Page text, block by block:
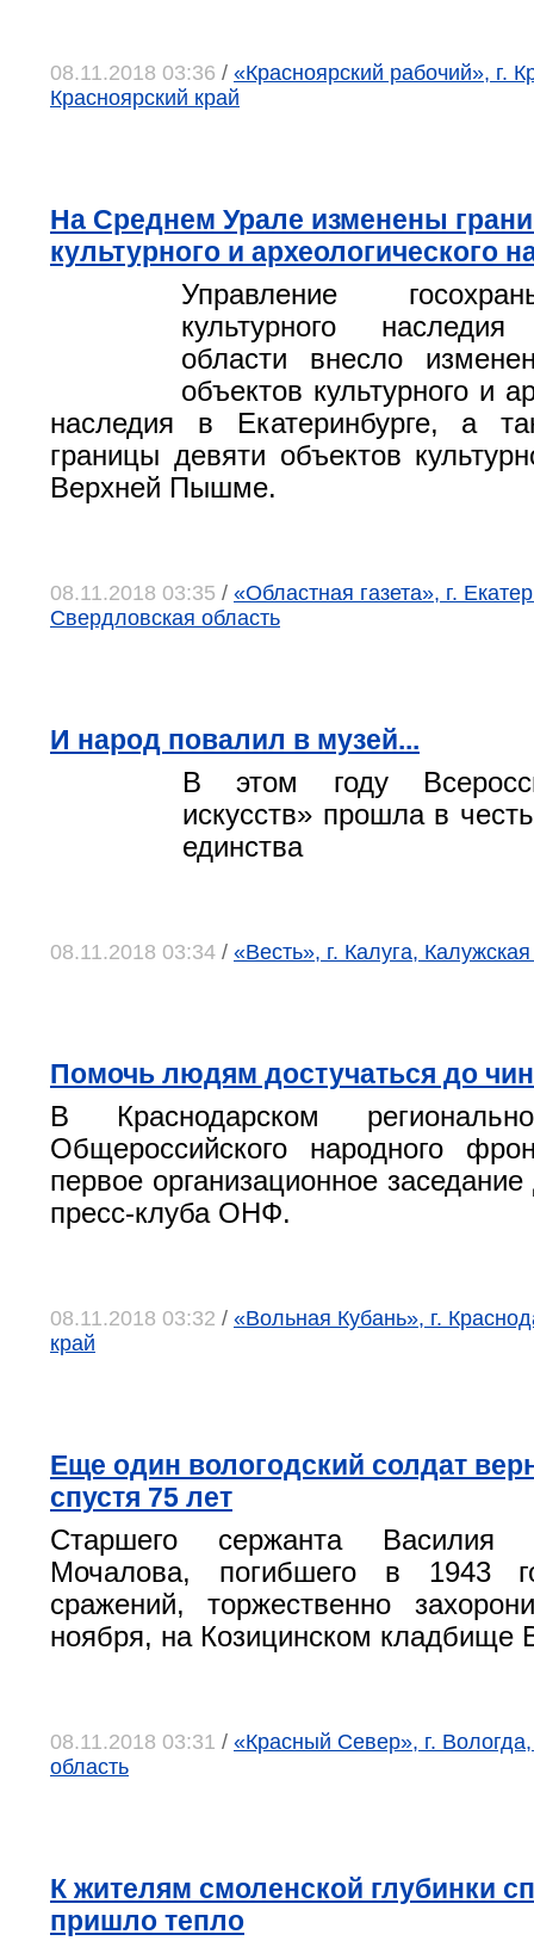
08.11.2018 03:36 / «Красноярский рабочий», г.
Красноярский край
На Среднем Урале изменены
культурного и археологического
Управление
культурного наследия
области внесло
объектов культурного и
наследия в Екатеринбурге, а
границы девяти объектов
Верхней Пышме.
08.11.2018 03:35 / «Областная газета», г.
Свердловская область
И народ повалил в музей...
В этом году
искусств» прошла в
единства
08.11.2018 03:34 / «Весть», г. Калуга,
Помочь людям достучаться до
В Краснодарском
Общероссийского народного
первое организационное заседание
пресс-клуба ОНФ.
08.11.2018 03:32 / «Вольная Кубань», г.
край
Еще один вологодский солдат
спустя 75 лет
Старшего сержанта Василия
Мочалова, погибшего в 1943
сражений, торжественно
ноября, на Козицинском кладбище
08.11.2018 03:31 / «Красный Север», г.
область
К жителям смоленской глубинки
пришло тепло